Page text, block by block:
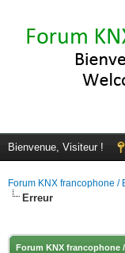
Bienvenue, Visiteur !
Forum KNX francophone /
Erreur
Forum KNX francophone